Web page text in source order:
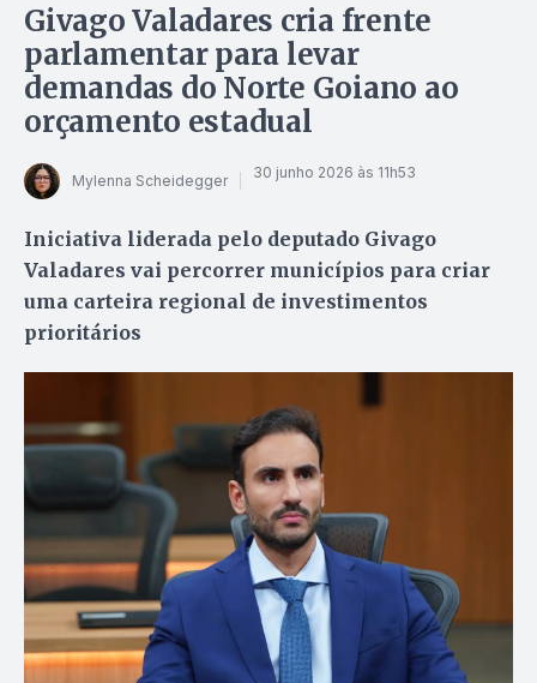
Givago Valadares cria frente
parlamentar para levar
demandas do Norte Goiano ao
orçamento estadual
Mylenna Scheidegger 30 junho 2026 às 11h53
Iniciativa liderada pelo deputado Givago
Valadares vai percorrer municípios para criar
uma carteira regional de investimentos
prioritários